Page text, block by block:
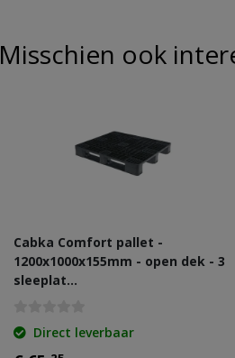
Misschien ook
Cabka Comfort pallet -
1200x1000x155mm - open dek - 3
sleeplat…
Direct leverbaar